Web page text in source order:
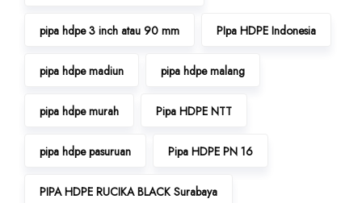
pipa hdpe 3 inch atau 90 mm PIpa HDPE Indonesia
pipa hdpe madiun pipa hdpe malang
pipa hdpe murah Pipa HDPE NTT
pipa hdpe pasuruan Pipa HDPE PN 16
PIPA HDPE RUCIKA BLACK Surabaya